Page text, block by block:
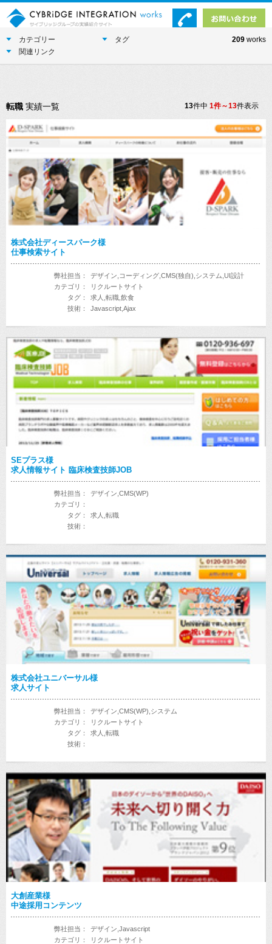
カテゴリー
タグ
関連リンク
209 works
転職 実績一覧 13件中 1件～13件表示
株式会社ディースパーク様
仕事検索サイト
弊社担当：
デザイン,コーディング,CMS(独自),システム,UI設計
カテゴリ：
リクルートサイト
タグ：
求人,転職,飲食
技術：
Javascript,Ajax
SEプラス様
求人情報サイト 臨床検査技師JOB
弊社担当：
デザイン,CMS(WP)
カテゴリ：
タグ：
求人,転職
技術：
株式会社ユニバーサル様
求人サイト
弊社担当：
デザイン,CMS(WP),システム
カテゴリ：
リクルートサイト
タグ：
求人,転職
技術：
大創産業様
中途採用コンテンツ
弊社担当：
デザイン,Javascript
カテゴリ：
リクルートサイト